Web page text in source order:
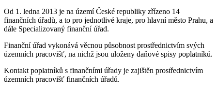
Od 1. ledna 2013 je na území České republiky zřízeno 14
finančních úřadů, a to pro jednotlivé kraje, pro hlavní město Prahu, a
dále Specializovaný finanční úřad.
Finanční úřad vykonává věcnou působnost prostřednictvím svých
územních pracovišť, na nichž jsou uloženy daňové spisy poplatníků.
Kontakt poplatníků s finančními úřady je zajištěn prostřednictvím
územních pracovišť finančních úřadů.